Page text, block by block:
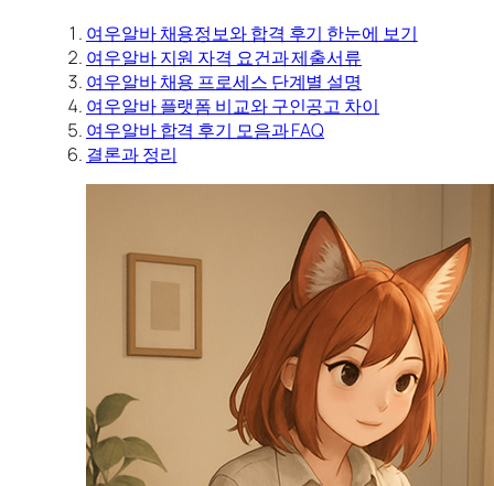
여우알바 채용정보와 합격 후기 한눈에 보기
여우알바 지원 자격 요건과 제출서류
여우알바 채용 프로세스 단계별 설명
여우알바 플랫폼 비교와 구인공고 차이
여우알바 합격 후기 모음과 FAQ
결론과 정리